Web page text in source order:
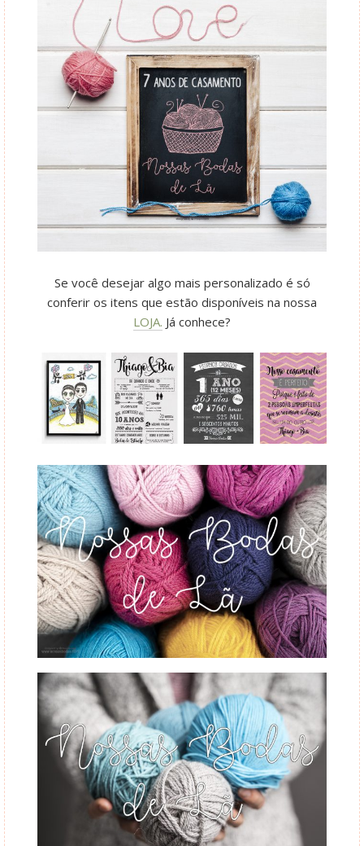
Se você desejar algo mais personalizado é só
conferir os itens que estão disponíveis na nossa
LOJA. Já conhece?